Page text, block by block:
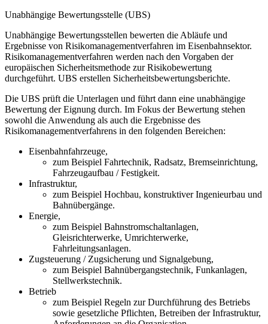
Unabhängige Bewertungsstelle (UBS)
Unabhängige Bewertungsstellen bewerten die Abläufe und
Ergebnisse von Risikomanagementverfahren im Eisenbahnsektor.
Risikomanagementverfahren werden nach den Vorgaben der
europäischen Sicherheitsmethode zur Risikobewertung
durchgeführt. UBS erstellen Sicherheitsbewertungsberichte.
Die UBS prüft die Unterlagen und führt dann eine unabhängige
Bewertung der Eignung durch. Im Fokus der Bewertung stehen
sowohl die Anwendung als auch die Ergebnisse des
Risikomanagementverfahrens in den folgenden Bereichen:
Eisenbahnfahrzeuge,
zum Beispiel Fahrtechnik, Radsatz, Bremseinrichtung,
Fahrzeugaufbau / Festigkeit.
Infrastruktur,
zum Beispiel Hochbau, konstruktiver Ingenieurbau und
Bahnübergänge.
Energie,
zum Beispiel Bahnstromschaltanlagen,
Gleisrichterwerke, Umrichterwerke,
Fahrleitungsanlagen.
Zugsteuerung / Zugsicherung und Signalgebung,
zum Beispiel Bahnübergangstechnik, Funkanlagen,
Stellwerkstechnik.
Betrieb
zum Beispiel Regeln zur Durchführung des Betriebs
sowie gesetzliche Pflichten, Betreiben der Infrastruktur,